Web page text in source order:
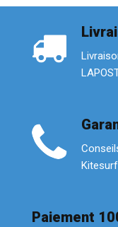
Paiement